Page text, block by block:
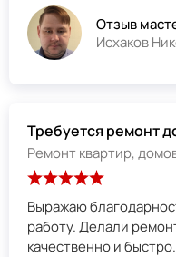
Отзыв
Исхаков
Требуется ремонт
Ремонт квартир,
Выражаю
работу. Делали
качественно и